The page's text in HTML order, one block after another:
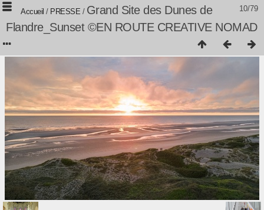
10/79
Accueil / PRESSE / Grand Site des Dunes de
Flandre_Sunset ©EN ROUTE CREATIVE NOMAD